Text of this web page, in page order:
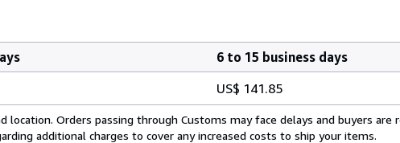
6 to 15 business days
US$ 141.85
location. Orders passing through Customs may face delays and buyers are
additional charges to cover any increased costs to ship your items.